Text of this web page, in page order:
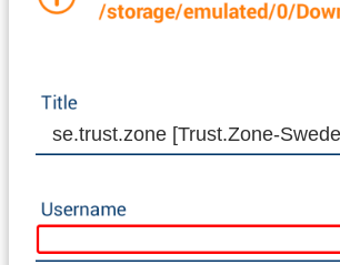
se.trust.zone [Trust.Zone-